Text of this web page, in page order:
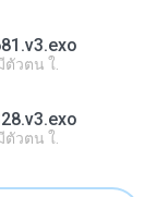
วตน ใ.
วตน ใ.